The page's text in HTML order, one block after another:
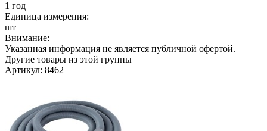
1 год
Единица измерения:
шт
Внимание:
Указанная информация не является публичной офертой.
Другие товары из этой группы
Артикул: 8462